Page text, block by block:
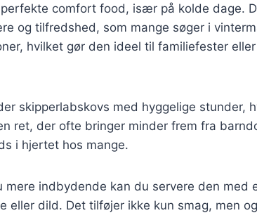
comfort food, især på kolde dage.
og tilfredshed, som mange søger i
hvilket gør den ideel til familiefester
skipperlabskovs med hyggelige stunder,
ret, der ofte bringer minder frem fra
i hjertet hos mange.
mere indbydende kan du servere den med
eller dild. Det tilføjer ikke kun smag, men